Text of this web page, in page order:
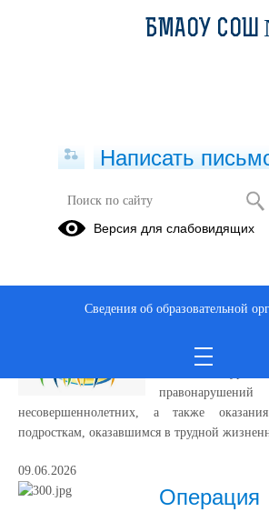
Публикации за 09.06.2026
Операция
это акция,
несовершеннолетних, а также
подросткам, оказавшимся в трудной
09.06.2026
Операция
БМАОУ
Написать
Версия для слабовидящих
Сведения об образовательной